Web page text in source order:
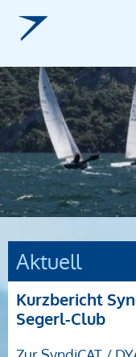
Zum Hauptinhalt
Aktuell
Kurzbericht
Segerl-Club